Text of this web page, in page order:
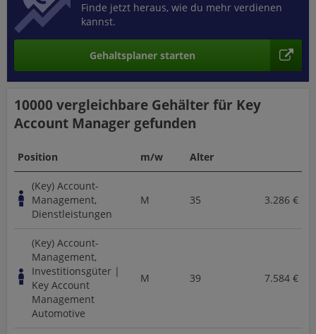
Finde jetzt heraus, wie du mehr verdienen
kannst.
Gehaltsplaner starten
10000 vergleichbare Gehälter für Key
Account Manager gefunden
Position m/w Alter
(Key) Account-
Management,
Dienstleistungen
M 35 3.286 €
(Key) Account-
Management,
Investitionsgüter |
Key Account
Management
Automotive
M 39 7.584 €